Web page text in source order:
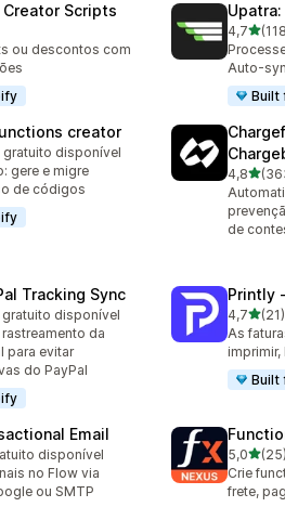
Creator Scripts
ou descontos com
4,7de 5
118
Auto-
Built
creator
todo
gratuito disponível
gere e migre
de códigos
4,8de 5
363
de
Tracking Sync
todo
gratuito disponível
da
para evitar
do PayPal
Printly
4,7de 5(21)
21
As
imprimir,
Built
Email
disponível
no Flow via
ou SMTP
5,0de 5(25)
25
Crie
frete,